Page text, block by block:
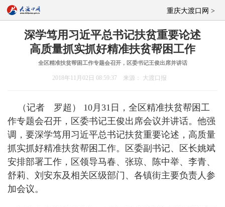
重庆大渡口网 >
深学笃用习近平总书记扶贫重要论述
高质量抓实抓好精准扶贫帮困工作
全区精准扶贫帮困工作专题会召开，区委书记王俊出席并讲话
2018年11月02日 08:59:37 来源： 大渡口报
（记者 罗超） 10月31日，全区精准扶贫帮困工
作专题会召开，区委书记王俊出席会议并讲话。他强
调，要深学笃用习近平总书记扶贫重要论述，高质量
抓实抓好精准扶贫帮困工作。区委副书记、区长姚斌
安排部署工作，区领导马春、张琼、陈中举、李青、
舒莉、刘安东及相关区级部门、各镇街主要负责人参
加会议。